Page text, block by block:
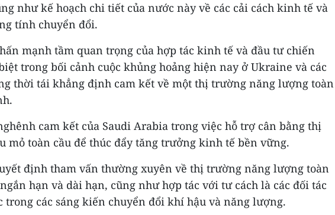
như kế hoạch chi tiết của nước này về các cải cách kinh tế và
tính chuyển đổi.
mạnh tầm quan trọng của hợp tác kinh tế và đầu tư chiến
trong bối cảnh cuộc khủng hoảng hiện nay ở Ukraine và các
thời tái khẳng định cam kết về một thị trường năng lượng toàn
cam kết của Saudi Arabia trong việc hỗ trợ cân bằng thị
mỏ toàn cầu để thúc đẩy tăng trưởng kinh tế bền vững.
định tham vấn thường xuyên về thị trường năng lượng toàn
hạn và dài hạn, cũng như hợp tác với tư cách là các đối tác
trong các sáng kiến chuyển đổi khí hậu và năng lượng.